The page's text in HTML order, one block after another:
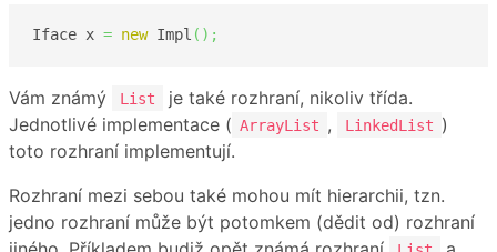
Iface x = new Impl ( ) ;
Vám známý List
je také rozhraní, nikoliv třída.
Jednotlivé implementace ( ArrayList , LinkedList )
toto rozhraní implementují.
Rozhraní mezi sebou také mohou mít hierarchii, tzn.
jedno rozhraní může být potomkem (dědit od) rozhraní